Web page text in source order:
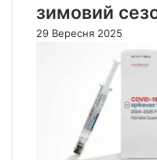
зимовий
29 Вересня 2025